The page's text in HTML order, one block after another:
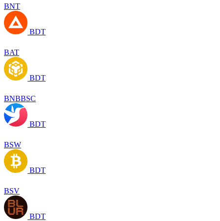
BNT
BDT
BAT
BDT
BNBBSC
BDT
BSW
BDT
BSV
BDT